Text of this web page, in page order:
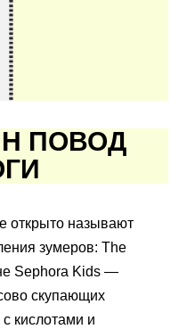
ПОВОД
открыто называют
зумеров: The
Sephora Kids —
скупающих
кислотами и